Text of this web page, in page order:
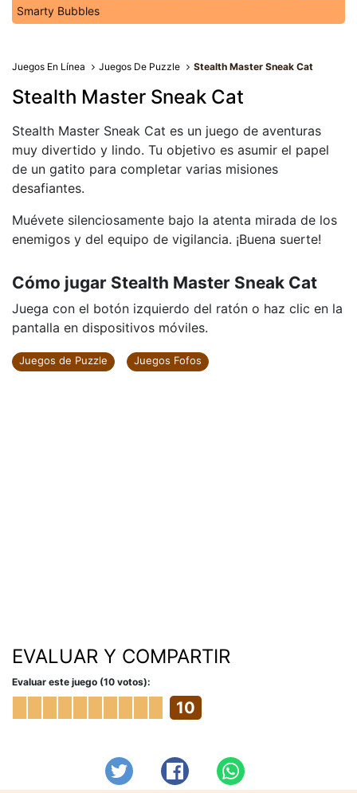
Smarty Bubbles
Juegos En Línea Juegos De Puzzle Stealth Master Sneak Cat
Stealth Master Sneak Cat
Stealth Master Sneak Cat es un juego de aventuras
muy divertido y lindo. Tu objetivo es asumir el papel
de un gatito para completar varias misiones
desafiantes.
Muévete silenciosamente bajo la atenta mirada de los
enemigos y del equipo de vigilancia. ¡Buena suerte!
Cómo jugar Stealth Master Sneak Cat
Juega con el botón izquierdo del ratón o haz clic en la
pantalla en dispositivos móviles.
Juegos de Puzzle Juegos Fofos
EVALUAR Y COMPARTIR
Evaluar este juego (10 votos):
10